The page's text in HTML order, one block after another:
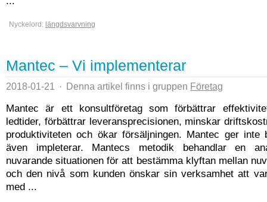
Nyckelord: längdsvarvning
Mantec – Vi implementerar
2018-01-21 · Denna artikel finns i gruppen Företag
Mantec är ett konsultföretag som förbättrar
ledtider, förbättrar leveransprecisionen, minskar
produktiviteten och ökar försäljningen. Mantec ger inte
även impleterar. Mantecs metodik behandlar en
nuvarande situationen för att bestämma klyftan mellan
och den nivå som kunden önskar sin verksamhet att
med ...